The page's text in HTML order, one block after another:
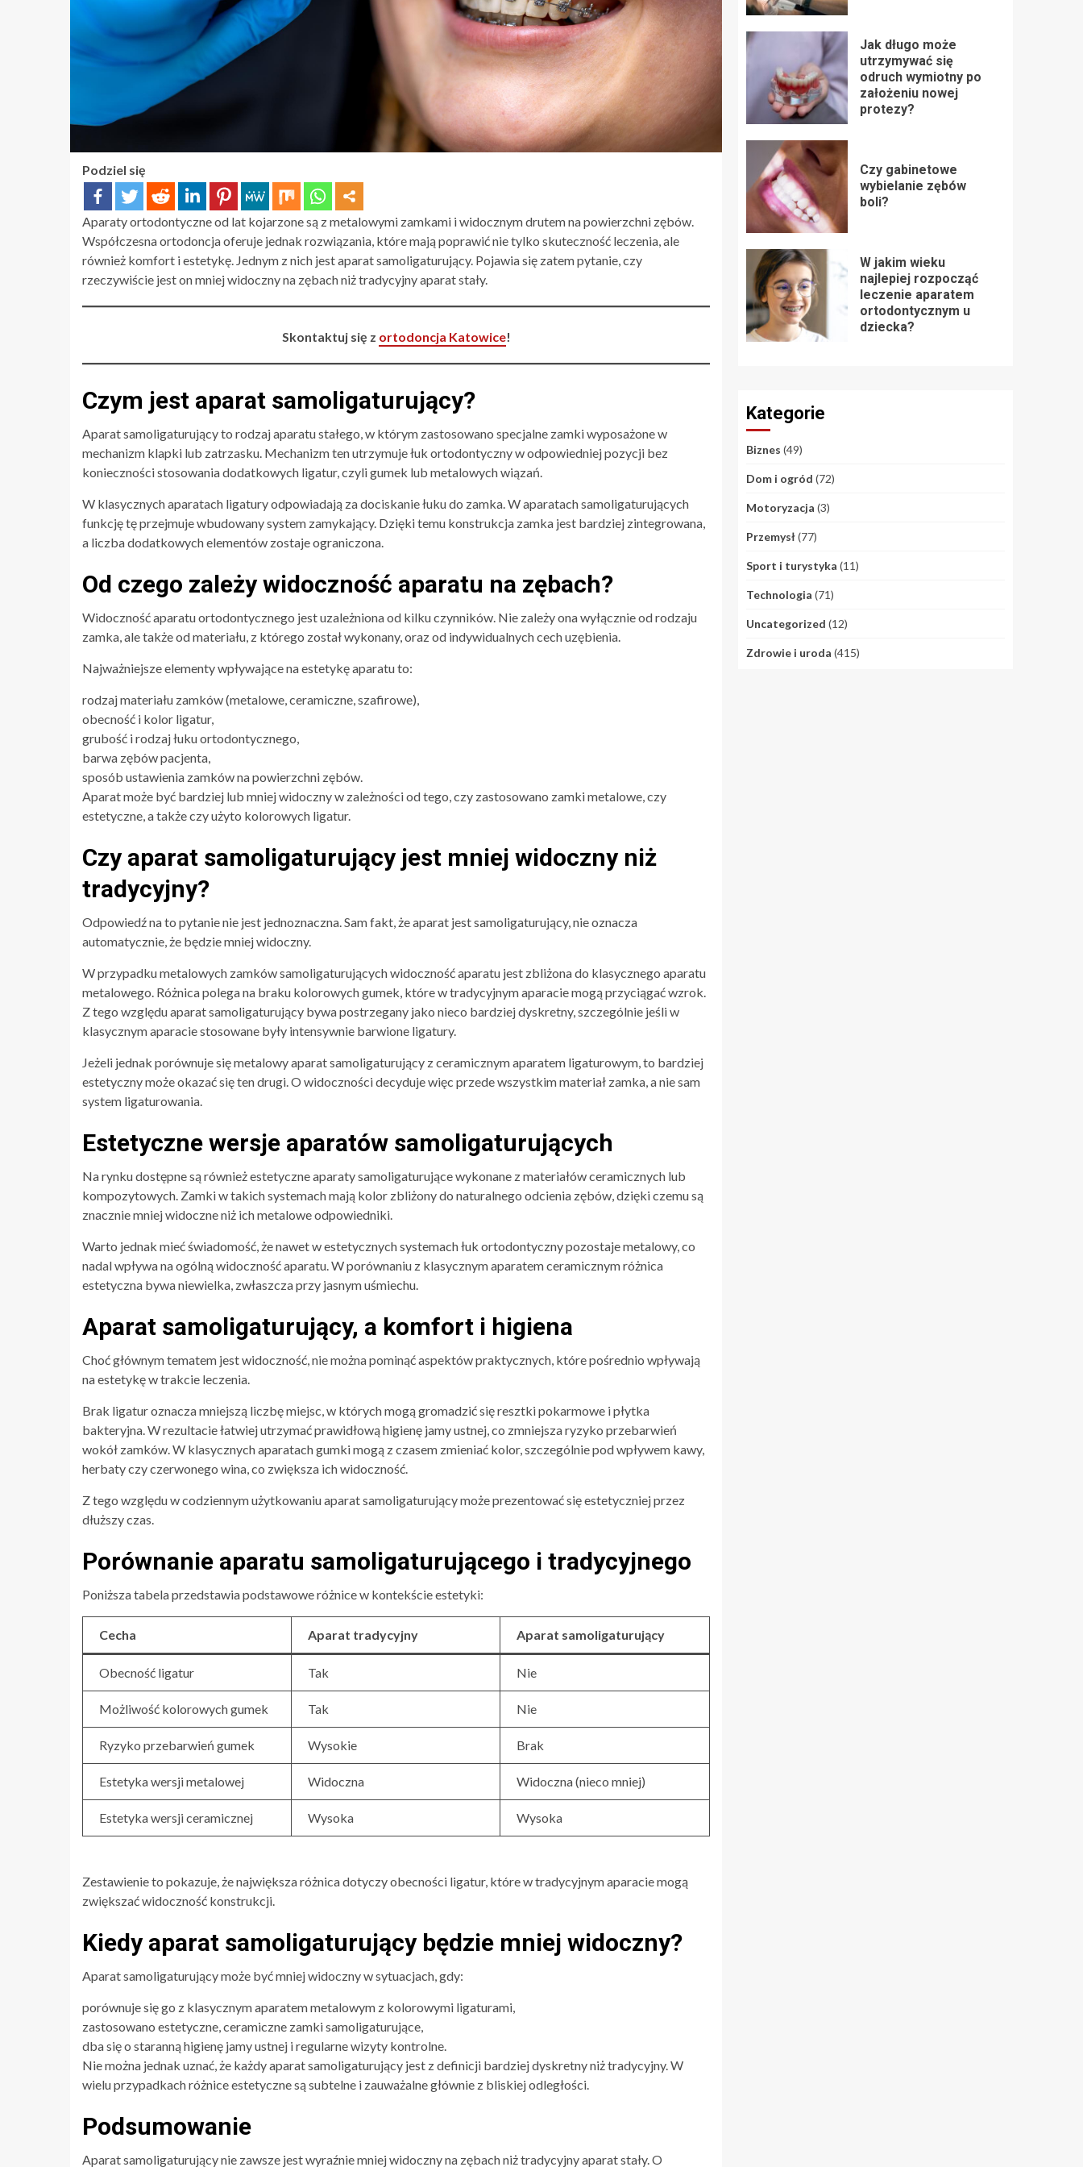
Podziel się
Aparaty ortodontyczne od lat kojarzone są z metalowymi zamkami i widocznym drutem na powierzchni zębów.
Współczesna ortodoncja oferuje jednak rozwiązania, które mają poprawić nie tylko skuteczność leczenia, ale
również komfort i estetykę. Jednym z nich jest aparat samoligaturujący. Pojawia się zatem pytanie, czy
rzeczywiście jest on mniej widoczny na zębach niż tradycyjny aparat stały.
Skontaktuj się z ortodoncja Katowice!
Czym jest aparat samoligaturujący?
Aparat samoligaturujący to rodzaj aparatu stałego, w którym zastosowano specjalne zamki wyposażone w
mechanizm klapki lub zatrzasku. Mechanizm ten utrzymuje łuk ortodontyczny w odpowiedniej pozycji bez
konieczności stosowania dodatkowych ligatur, czyli gumek lub metalowych wiązań.
W klasycznych aparatach ligatury odpowiadają za dociskanie łuku do zamka. W aparatach samoligaturujących
funkcję tę przejmuje wbudowany system zamykający. Dzięki temu konstrukcja zamka jest bardziej zintegrowana,
a liczba dodatkowych elementów zostaje ograniczona.
Od czego zależy widoczność aparatu na zębach?
Widoczność aparatu ortodontycznego jest uzależniona od kilku czynników. Nie zależy ona wyłącznie od rodzaju
zamka, ale także od materiału, z którego został wykonany, oraz od indywidualnych cech uzębienia.
Najważniejsze elementy wpływające na estetykę aparatu to:
rodzaj materiału zamków (metalowe, ceramiczne, szafirowe),
obecność i kolor ligatur,
grubość i rodzaj łuku ortodontycznego,
barwa zębów pacjenta,
sposób ustawienia zamków na powierzchni zębów.
Aparat może być bardziej lub mniej widoczny w zależności od tego, czy zastosowano zamki metalowe, czy
estetyczne, a także czy użyto kolorowych ligatur.
Czy aparat samoligaturujący jest mniej widoczny niż
tradycyjny?
Odpowiedź na to pytanie nie jest jednoznaczna. Sam fakt, że aparat jest samoligaturujący, nie oznacza
automatycznie, że będzie mniej widoczny.
W przypadku metalowych zamków samoligaturujących widoczność aparatu jest zbliżona do klasycznego aparatu
metalowego. Różnica polega na braku kolorowych gumek, które w tradycyjnym aparacie mogą przyciągać wzrok.
Z tego względu aparat samoligaturujący bywa postrzegany jako nieco bardziej dyskretny, szczególnie jeśli w
klasycznym aparacie stosowane były intensywnie barwione ligatury.
Jeżeli jednak porównuje się metalowy aparat samoligaturujący z ceramicznym aparatem ligaturowym, to bardziej
estetyczny może okazać się ten drugi. O widoczności decyduje więc przede wszystkim materiał zamka, a nie sam
system ligaturowania.
Estetyczne wersje aparatów samoligaturujących
Na rynku dostępne są również estetyczne aparaty samoligaturujące wykonane z materiałów ceramicznych lub
kompozytowych. Zamki w takich systemach mają kolor zbliżony do naturalnego odcienia zębów, dzięki czemu są
znacznie mniej widoczne niż ich metalowe odpowiedniki.
Warto jednak mieć świadomość, że nawet w estetycznych systemach łuk ortodontyczny pozostaje metalowy, co
nadal wpływa na ogólną widoczność aparatu. W porównaniu z klasycznym aparatem ceramicznym różnica
estetyczna bywa niewielka, zwłaszcza przy jasnym uśmiechu.
Aparat samoligaturujący, a komfort i higiena
Choć głównym tematem jest widoczność, nie można pominąć aspektów praktycznych, które pośrednio wpływają
na estetykę w trakcie leczenia.
Brak ligatur oznacza mniejszą liczbę miejsc, w których mogą gromadzić się resztki pokarmowe i płytka
bakteryjna. W rezultacie łatwiej utrzymać prawidłową higienę jamy ustnej, co zmniejsza ryzyko przebarwień
wokół zamków. W klasycznych aparatach gumki mogą z czasem zmieniać kolor, szczególnie pod wpływem kawy,
herbaty czy czerwonego wina, co zwiększa ich widoczność.
Z tego względu w codziennym użytkowaniu aparat samoligaturujący może prezentować się estetyczniej przez
dłuższy czas.
Porównanie aparatu samoligaturującego i tradycyjnego
Poniższa tabela przedstawia podstawowe różnice w kontekście estetyki:
Cecha Aparat tradycyjny Aparat samoligaturujący
Obecność ligatur Tak Nie
Możliwość kolorowych gumek Tak Nie
Ryzyko przebarwień gumek Wysokie Brak
Estetyka wersji metalowej Widoczna Widoczna (nieco mniej)
Estetyka wersji ceramicznej Wysoka Wysoka
Zestawienie to pokazuje, że największa różnica dotyczy obecności ligatur, które w tradycyjnym aparacie mogą
zwiększać widoczność konstrukcji.
Kiedy aparat samoligaturujący będzie mniej widoczny?
Aparat samoligaturujący może być mniej widoczny w sytuacjach, gdy:
porównuje się go z klasycznym aparatem metalowym z kolorowymi ligaturami,
zastosowano estetyczne, ceramiczne zamki samoligaturujące,
dba się o staranną higienę jamy ustnej i regularne wizyty kontrolne.
Nie można jednak uznać, że każdy aparat samoligaturujący jest z definicji bardziej dyskretny niż tradycyjny. W
wielu przypadkach różnice estetyczne są subtelne i zauważalne głównie z bliskiej odległości.
Podsumowanie
Aparat samoligaturujący nie zawsze jest wyraźnie mniej widoczny na zębach niż tradycyjny aparat stały. O
Jak długo może
utrzymywać się
odruch wymiotny po
założeniu nowej
protezy?
Czy gabinetowe
wybielanie zębów
boli?
W jakim wieku
najlepiej rozpocząć
leczenie aparatem
ortodontycznym u
dziecka?
Kategorie
Biznes (49)
Dom i ogród (72)
Motoryzacja (3)
Przemysł(77)
Sport i turystyka (11)
Technologia (71)
Uncategorized (12)
Zdrowie i uroda (415)